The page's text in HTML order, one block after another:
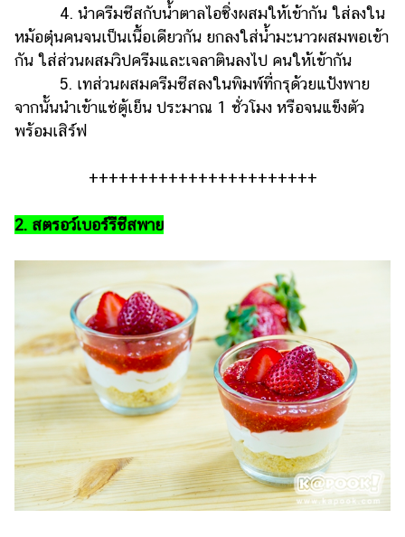
เรียน
เลข
ออนไลน์
ติดต่อ
โฆษณา
ร่วม
งาน
4. นำครีมชีสกับน้ำตาลไอซิ่งผสมให้เข้ากัน ใส่ลงใน
หม้อตุ๋นคนจนเป็นเนื้อเดียวกัน ยกลงใส่น้ำมะนาวผสมพอเข้า
กัน ใส่ส่วนผสมวิปครีมและเจลาตินลงไป คนให้เข้ากัน
5. เทส่วนผสมครีมชีสลงในพิมพ์ที่กรุด้วยแป้งพาย
จากนั้นนำเข้าแช่ตู้เย็น ประมาณ 1 ชั่วโมง หรือจนแข็งตัว
พร้อมเสิร์ฟ
+++++++++++++++++++++++
2. สตรอว์เบอร์รีชีสพาย